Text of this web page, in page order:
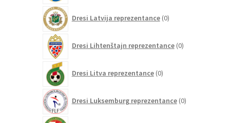
Dresi Latvija reprezentance 0izdelkov
Dresi Lihtenštajn reprezentance 0izdelkov
Dresi Litva reprezentance 0izdelkov
Dresi Luksemburg reprezentance 0izdelkov